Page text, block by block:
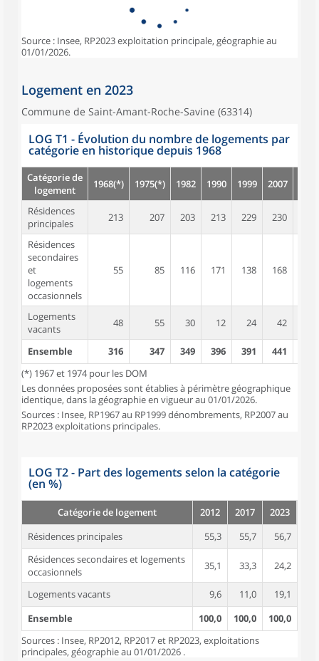
Source : Insee, RP2023 exploitation principale, géographie au
01/01/2026.
Logement en 2023
Commune de Saint-Amant-Roche-Savine (63314)
LOG T1 - Évolution du nombre de logements par
catégorie en historique depuis 1968
Catégorie de
logement
1968(*) 1975(*) 1982 1990 1999 2007
Résidences
principales
213 207 203 213 229 230
Résidences
secondaires
et
logements
occasionnels
55 85 116 171 138 168
Logements
vacants
48 55 30 12 24 42
Ensemble 316 347 349 396 391 441
(*) 1967 et 1974 pour les DOM
Les données proposées sont établies à périmètre géographique
identique, dans la géographie en vigueur au 01/01/2026.
Sources : Insee, RP1967 au RP1999 dénombrements, RP2007 au
RP2023 exploitations principales.
LOG T2 - Part des logements selon la catégorie
(en %)
Catégorie de logement 2012 2017
2023
Résidences principales
55,3 55,7
56,7
Résidences secondaires et logements
occasionnels
35,1 33,3 24,2
Logements vacants 9,6 11,0
19,1
Ensemble
100,0 100,0
100,0
Sources : Insee, RP2012, RP2017 et RP2023, exploitations
principales, géographie au 01/01/2026 .